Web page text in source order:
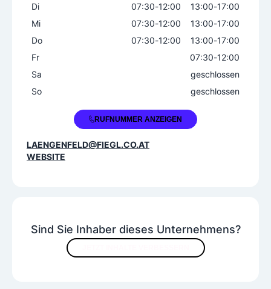
Sind Sie Inhaber dieses Unternehmens?
Di
07:30-12:00 13:00-17:00
Mi
07:30-12:00 13:00-17:00
Do
07:30-12:00 13:00-17:00
Fr
07:30-12:00
Sa
geschlossen
So
geschlossen
+43 5253 43087RUFNUMMER ANZEIGEN
LAENGENFELD@FIEGL.CO.AT
WEBSITE